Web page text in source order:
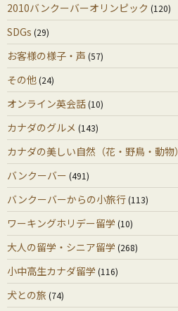
2010バンクーバーオリンピック (120)
SDGs (29)
お客様の様子・声 (57)
その他(24)
オンライン英会話(10)
カナダのグルメ (143)
カナダの美しい自然（花・野鳥・動物）
バンクーバー (491)
バンクーバーからの小旅行(113)
ワーキングホリデー留学 (10)
大人の留学・シニア留学 (268)
小中高生カナダ留学 (116)
犬との旅 (74)